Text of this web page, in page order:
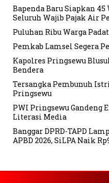
Bapenda Baru Siapkan
Seluruh Wajib Pajak Air
Puluhan Ribu Warga
Pemkab Lamsel Segera
Kapolres Pringsewu
Bendera
Tersangka Pembunuh
Pringsewu
PWI Pringsewu Gandeng
Literasi Media
Banggar DPRD-TAPD
APBD 2026, SiLPA Naik